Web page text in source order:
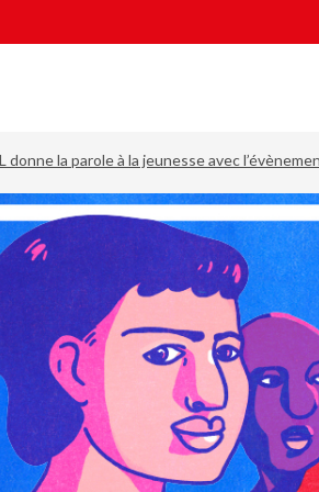
la parole à la jeunesse avec